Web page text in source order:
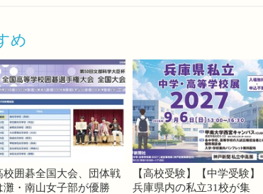
め
校囲碁全国大会、団体戦
灘・南山女子部が優勝
【高校受験】【中学受験】
兵庫県内の私立31校が集